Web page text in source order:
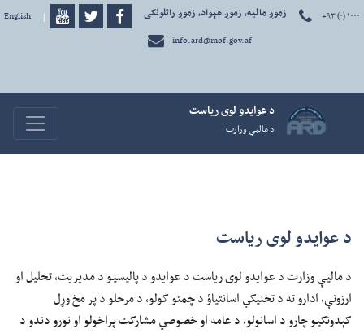
زموږ مالیه، زموږ هېواد، زموږ راتلونکی
info.ard@mof.gov.af
+۹۳ (۰) ۱۰۰۰ دری |
English
د عوايدو لوی رياست
د ماليې وزارت
د عوايدو لوی ریاست
د ماليې وزارت د عوایدو لوی ریاست د عوایدو د پالیسیو د مدیریت، تحلیل او
ارزونې، ادارو ته د تخنیکي اسانتیاؤ د چمتو کولو، د مرحلو د پر مخ وړل
کېدونکيو چارو د اسانولو، د عامه او خصوصي مشارکت پراخولو او نورو دندو د